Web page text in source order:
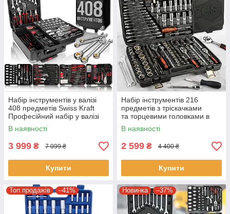
Набір інструментів у валізі
408 предметів Swiss Kraft
Професійний набір у валізі
408 шт інструмента
В наявності
3 999 ₴ 7 099 ₴
Купити
Набір інструментів 216
предметів з тріскачками
та торцевими головками в
кейсі 216-24T Чорний
В наявності
2 599 ₴ 4 400 ₴
Купити
Топ продажів –41% Новинка –37%